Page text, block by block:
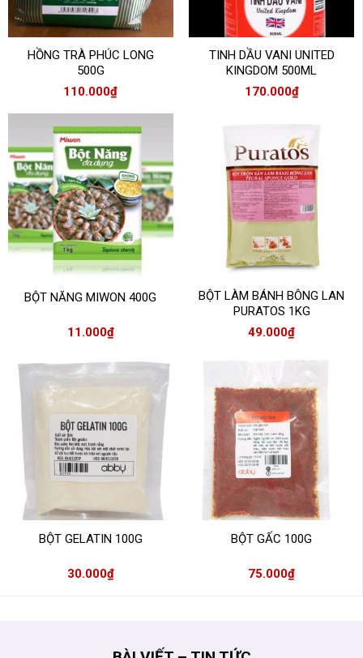
HỒNG TRÀ PHÚC LONG
500G
110.000₫
TINH DẦU VANI UNITED
KINGDOM 500ML
170.000₫
BỘT NĂNG MIWON 400G
11.000₫
BỘT LÀM BÁNH BÔNG LAN
PURATOS 1KG
49.000₫
BỘT GELATIN 100G
30.000₫
BỘT GẤC 100G
75.000₫